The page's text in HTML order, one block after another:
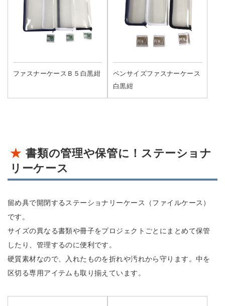
ファスナーケースＢ５白黒紺
ペンサイズファスナーケース
白黒紺
書類の管理や保管に！ステーショナ
リーケース
留め具で開閉するステーショナリーケース（ファイルケース）
です。
サイズの異なる書類や冊子をプロジェクトごとにまとめて保管
したり、管理するのに便利です。
硬質素材なので、入れたものを折れや汚れから守ります。中を
区切る専用アイテムも取り揃えています。